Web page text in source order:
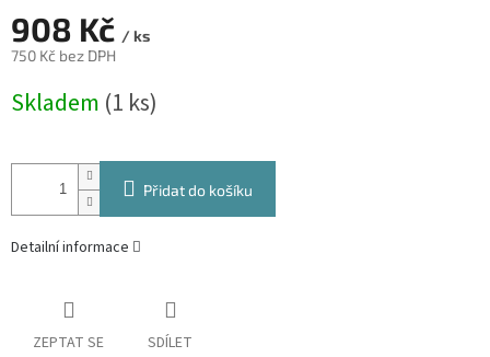
908 Kč / ks
750 Kč bez DPH
cena:
Skladem (1 ks)
Přidat do košíku
Detailní informace
ZEPTAT SE SDÍLET